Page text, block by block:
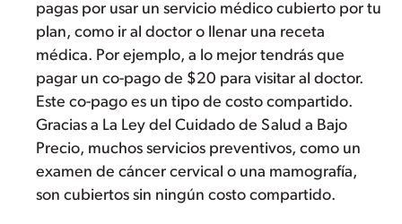
pagas por usar un servicio médico cubierto por tu
plan, como ir al doctor o llenar una receta
médica. Por ejemplo, a lo mejor tendrás que
pagar un co-pago de $20 para visitar al doctor.
Este co-pago es un tipo de costo compartido.
Gracias a La Ley del Cuidado de Salud a Bajo
Precio, muchos servicios preventivos, como un
examen de cáncer cervical o una mamografía,
son cubiertos sin ningún costo compartido.